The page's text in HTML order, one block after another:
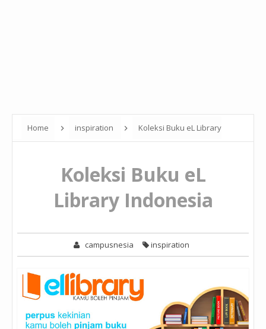
Home inspiration Koleksi Buku eL Library
Koleksi Buku eL
Library Indonesia
campusnesia inspiration